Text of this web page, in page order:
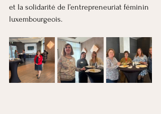
et la solidarité de l’entrepreneuriat féminin
luxembourgeois.